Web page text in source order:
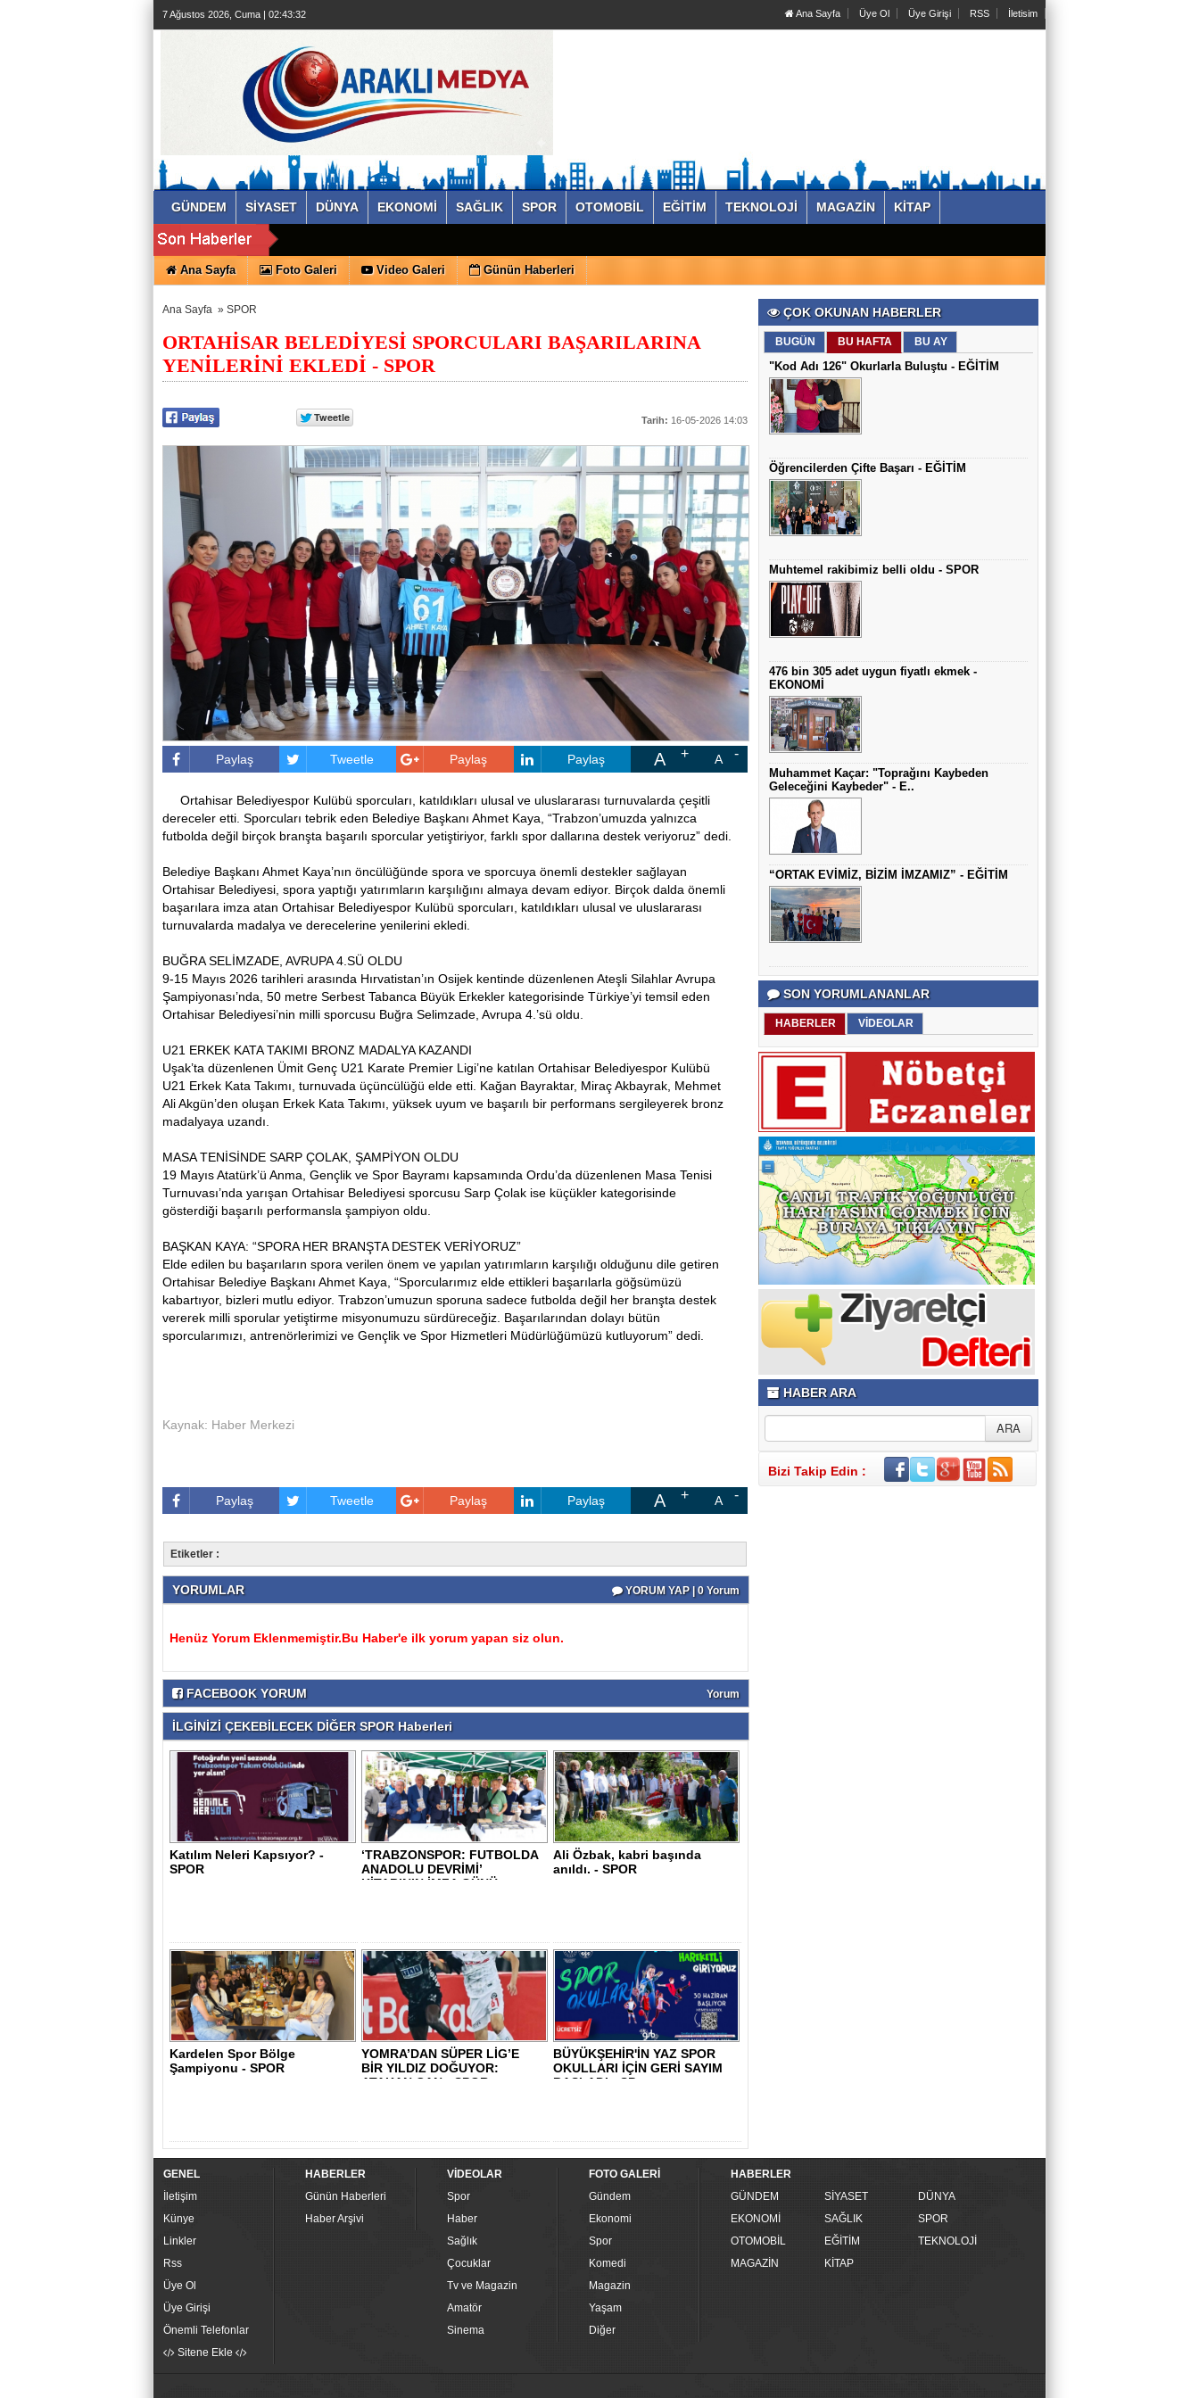
7 Ağustos 2026, Cuma | 02:43:32 Ana Sayfa Üye Ol Üye Girişi RSS İletisim
GÜNDEM SİYASET DÜNYA EKONOMİ SAĞLIK SPOR OTOMOBİL EĞİTİM TEKNOLOJİ MAGAZİN KİTAP
Ana Sayfa Foto Galeri Video Galeri Günün Haberleri
Ana Sayfa » SPOR
ORTAHİSAR BELEDİYESİ SPORCULARI BAŞARILARINA
YENİLERİNİ EKLEDİ - SPOR
Tarih: 16-05-2026 14:03
Paylaş Tweetle Paylaş Paylaş A A
Ortahisar Belediyespor Kulübü sporcuları, katıldıkları ulusal ve uluslararası turnuvalarda çeşitli
dereceler etti. Sporcuları tebrik eden Belediye Başkanı Ahmet Kaya, “Trabzon’umuzda yalnızca
futbolda değil birçok branşta başarılı sporcular yetiştiriyor, farklı spor dallarına destek veriyoruz” dedi.
Belediye Başkanı Ahmet Kaya’nın öncülüğünde spora ve sporcuya önemli destekler sağlayan
Ortahisar Belediyesi, spora yaptığı yatırımların karşılığını almaya devam ediyor. Birçok dalda önemli
başarılara imza atan Ortahisar Belediyespor Kulübü sporcuları, katıldıkları ulusal ve uluslararası
turnuvalarda madalya ve derecelerine yenilerini ekledi.
BUĞRA SELİMZADE, AVRUPA 4.SÜ OLDU
9-15 Mayıs 2026 tarihleri arasında Hırvatistan’ın Osijek kentinde düzenlenen Ateşli Silahlar Avrupa
Şampiyonası’nda, 50 metre Serbest Tabanca Büyük Erkekler kategorisinde Türkiye’yi temsil eden
Ortahisar Belediyesi’nin milli sporcusu Buğra Selimzade, Avrupa 4.’sü oldu.
U21 ERKEK KATA TAKIMI BRONZ MADALYA KAZANDI
Uşak’ta düzenlenen Ümit Genç U21 Karate Premier Ligi’ne katılan Ortahisar Belediyespor Kulübü
U21 Erkek Kata Takımı, turnuvada üçüncülüğü elde etti. Kağan Bayraktar, Miraç Akbayrak, Mehmet
Ali Akgün’den oluşan Erkek Kata Takımı, yüksek uyum ve başarılı bir performans sergileyerek bronz
madalyaya uzandı.
MASA TENİSİNDE SARP ÇOLAK, ŞAMPİYON OLDU
19 Mayıs Atatürk’ü Anma, Gençlik ve Spor Bayramı kapsamında Ordu’da düzenlenen Masa Tenisi
Turnuvası’nda yarışan Ortahisar Belediyesi sporcusu Sarp Çolak ise küçükler kategorisinde
gösterdiği başarılı performansla şampiyon oldu.
BAŞKAN KAYA: “SPORA HER BRANŞTA DESTEK VERİYORUZ”
Elde edilen bu başarıların spora verilen önem ve yapılan yatırımların karşılığı olduğunu dile getiren
Ortahisar Belediye Başkanı Ahmet Kaya, “Sporcularımız elde ettikleri başarılarla göğsümüzü
kabartıyor, bizleri mutlu ediyor. Trabzon’umuzun sporuna sadece futbolda değil her branşta destek
vererek milli sporular yetiştirme misyonumuzu sürdüreceğiz. Başarılarından dolayı bütün
sporcularımızı, antrenörlerimizi ve Gençlik ve Spor Hizmetleri Müdürlüğümüzü kutluyorum” dedi.
Kaynak: Haber Merkezi
Paylaş Tweetle Paylaş Paylaş A A
Etiketler :
YORUMLAR YORUM YAP | 0 Yorum
Henüz Yorum Eklenmemiştir.Bu Haber'e ilk yorum yapan siz olun.
FACEBOOK YORUM Yorum
İLGİNİZİ ÇEKEBİLECEK DİĞER SPOR Haberleri
Katılım Neleri Kapsıyor? -
SPOR
‘TRABZONSPOR: FUTBOLDA
ANADOLU DEVRİMİ’
KİTABININ İMZA GÜNÜ ..
Ali Özbak, kabri başında
anıldı. - SPOR
Kardelen Spor Bölge
Şampiyonu - SPOR
YOMRA’DAN SÜPER LİG’E
BİR YILDIZ DOĞUYOR:
ATAKAN CAN - SPOR..
BÜYÜKŞEHİR'İN YAZ SPOR
OKULLARI İÇİN GERİ SAYIM
BAŞLADI - SP..
ÇOK OKUNAN HABERLER
BUGÜN BU HAFTA BU AY
"Kod Adı 126" Okurlarla Buluştu - EĞİTİM
Öğrencilerden Çifte Başarı - EĞİTİM
Muhtemel rakibimiz belli oldu - SPOR
476 bin 305 adet uygun fiyatlı ekmek -
EKONOMİ
Muhammet Kaçar: "Toprağını Kaybeden
Geleceğini Kaybeder" - E..
“ORTAK EVİMİZ, BİZİM İMZAMIZ” - EĞİTİM
SON YORUMLANANLAR
HABERLER VİDEOLAR
HABER ARA
Bizi Takip Edin :
GENEL
İletişim
Künye
Linkler
Rss
Üye Ol
Üye Girişi
Önemli Telefonlar
Sitene Ekle
HABERLER
Günün Haberleri
Haber Arşivi
VİDEOLAR
Spor
Haber
Sağlık
Çocuklar
Tv ve Magazin
Amatör
Sinema
FOTO GALERİ
Gündem
Ekonomi
Spor
Komedi
Magazin
Yaşam
Diğer
HABERLER
GÜNDEM
SİYASET
DÜNYA
EKONOMİ
SAĞLIK
SPOR
OTOMOBİL
EĞİTİM
TEKNOLOJİ
MAGAZİN
KİTAP